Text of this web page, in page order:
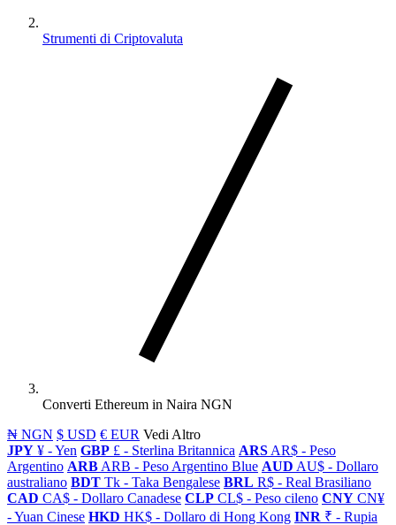
Strumenti di Criptovaluta
Converti Ethereum in Naira NGN
₦ NGN $ USD € EUR Vedi Altro
JPY ¥ - Yen GBP £ - Sterlina Britannica ARS AR$ - Peso
Argentino ARB ARB - Peso Argentino Blue AUD AU$ - Dollaro
australiano BDT Tk - Taka Bengalese BRL R$ - Real Brasiliano
CAD CA$ - Dollaro Canadese CLP CL$ - Peso cileno CNY CN¥
- Yuan Cinese HKD HK$ - Dollaro di Hong Kong INR ₹ - Rupia